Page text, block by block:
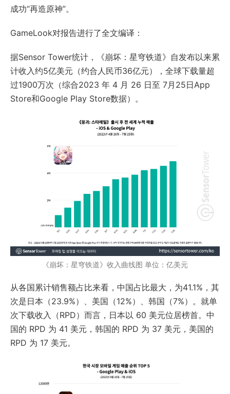
成功“再造原神”。
GameLook对报告进行了全文编译：
据Sensor Tower统计，《崩坏：星穹铁道》自发布以来累
计收入约5亿美元（约合人民币36亿元），全球下载量超
过1900万次（综合2023 年 4 月 26 日至 7月25日App
Store和Google Play Store数据）。
《崩坏：星穹铁道》收入曲线图 单位：亿美元
从各国累计销售额占比来看，中国占比最大，为41.1%，其
次是日本（23.9%）、美国（12%）、韩国（7%）。就单
次下载收入（RPD）而言，日本以 60 美元位居榜首。中
国的 RPD 为 41 美元，韩国的 RPD 为 37 美元，美国的
RPD 为 17 美元。